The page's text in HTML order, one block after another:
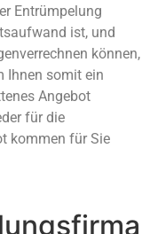
Entrümpelung
ist, und
können,
Ihnen somit ein
Angebot
für die
kommen für Sie